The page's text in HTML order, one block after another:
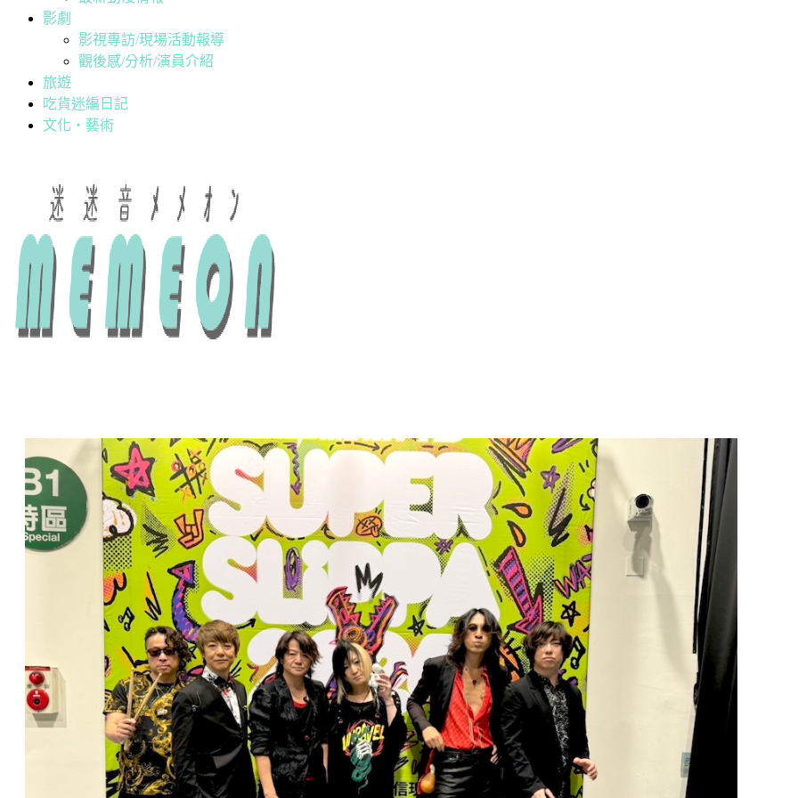
影劇
影視專訪/現場活動報導
觀後感/分析/演員介紹
旅遊
吃貨迷編日記
文化・藝術